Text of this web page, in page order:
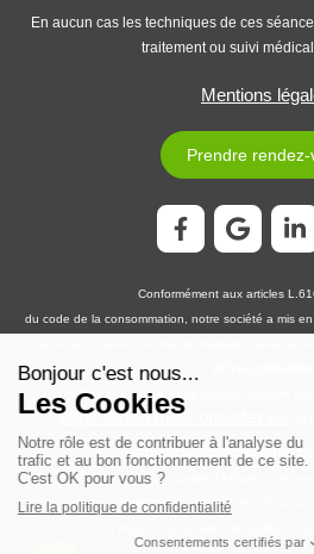
En aucun cas les techniques de ces
traitement ou suivi
Mentions
Prendre rendez-
Conformément aux articles
du code de la consommation, notre société a mis
En cas de litige, vous pouvez déposer
https://www.medconsodev.eu ou
MEDIATION CONSOMMATION
IMMEUBLE L’HORIZON –